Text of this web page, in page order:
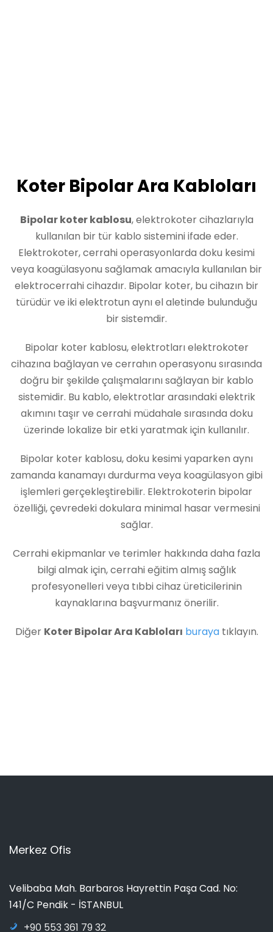
Koter Bipolar Ara Kabloları
Bipolar koter kablosu, elektrokoter cihazlarıyla
kullanılan bir tür kablo sistemini ifade eder.
Elektrokoter, cerrahi operasyonlarda doku kesimi
veya koagülasyonu sağlamak amacıyla kullanılan bir
elektrocerrahi cihazdır. Bipolar koter, bu cihazın bir
türüdür ve iki elektrotun aynı el aletinde bulunduğu
bir sistemdir.
Bipolar koter kablosu, elektrotları elektrokoter
cihazına bağlayan ve cerrahın operasyonu sırasında
doğru bir şekilde çalışmalarını sağlayan bir kablo
sistemidir. Bu kablo, elektrotlar arasındaki elektrik
akımını taşır ve cerrahi müdahale sırasında doku
üzerinde lokalize bir etki yaratmak için kullanılır.
Bipolar koter kablosu, doku kesimi yaparken aynı
zamanda kanamayı durdurma veya koagülasyon gibi
işlemleri gerçekleştirebilir. Elektrokoterin bipolar
özelliği, çevredeki dokulara minimal hasar vermesini
sağlar.
Cerrahi ekipmanlar ve terimler hakkında daha fazla
bilgi almak için, cerrahi eğitim almış sağlık
profesyonelleri veya tıbbi cihaz üreticilerinin
kaynaklarına başvurmanız önerilir.
Diğer Koter Bipolar Ara Kabloları burayatıklayın.
Merkez Ofis
Velibaba Mah. Barbaros Hayrettin Paşa Cad. No:
141/C Pendik - İSTANBUL
+90 553 361 79 32